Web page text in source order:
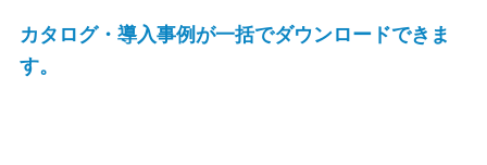
カタログ・導入事例が一括でダウンロードできま
す。